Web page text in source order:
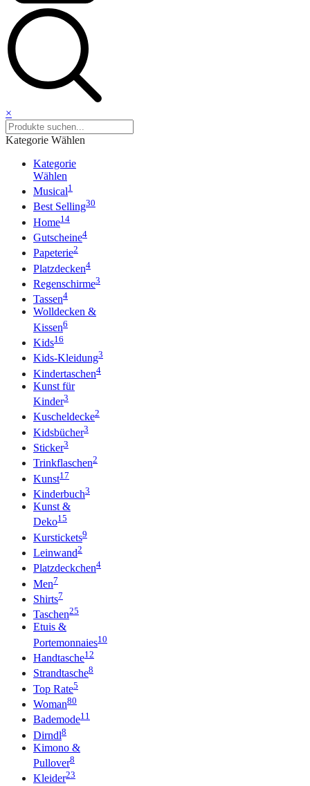
×
Kategorie Wählen
Kategorie
Wählen
Musical1
Best Selling30
Home14
Gutscheine4
Papeterie2
Platzdecken4
Regenschirme3
Tassen4
Wolldecken &
Kissen6
Kids16
Kids-Kleidung3
Kindertaschen4
Kunst für
Kinder3
Kuscheldecke2
Kidsbücher3
Sticker3
Trinkflaschen2
Kunst17
Kinderbuch3
Kunst &
Deko15
Kurstickets9
Leinwand2
Platzdeckchen4
Men7
Shirts7
Taschen25
Etuis &
Portemonnaies10
Handtasche12
Strandtasche8
Top Rate5
Woman80
Bademode11
Dirndl8
Kimono &
Pullover8
Kleider23